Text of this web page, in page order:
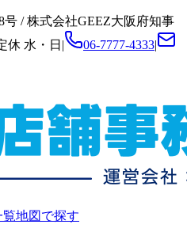
号 /株式会社GEEZ大阪府知事
休 水・日 | 06-7777-4333|
覧地図で探す